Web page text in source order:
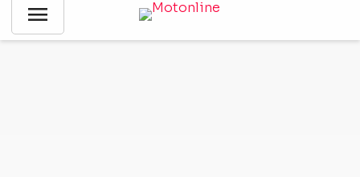
menu
Notícias
De material reciclável ao vapor! Veja 5